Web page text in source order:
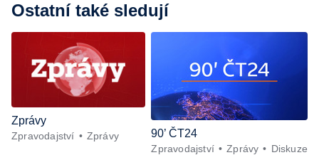
Ostatní také sledují
Zprávy
Zpravodajství Zprávy 90’ ČT24
Zpravodajství Zprávy Diskuze